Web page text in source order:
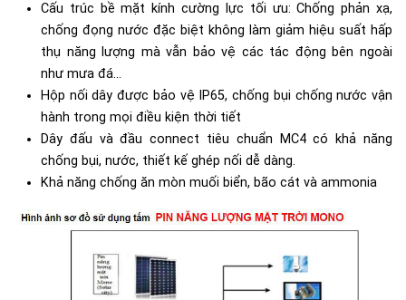
Cấu trúc bề mặt kính cường lực tối ưu: Chống phản xạ,
chống đọng nước đặc biệt không làm giảm hiệu suất hấp
thụ năng lượng mà vẫn bảo vệ các tác động bên ngoài
như mưa đá...
Hộp nối dây được bảo vệ IP65, chống bụi chống nước vận
hành trong mọi điều kiện thời tiết
Dây đấu và đầu connect tiêu chuẩn MC4 có khả năng
chống bụi, nước, thiết kế ghép nối dễ dàng.
Khả năng chống ăn mòn muối biển, bão cát và ammonia